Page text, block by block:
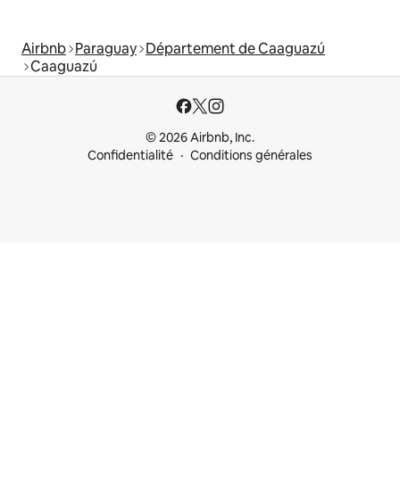
Airbnb Paraguay Département de Caaguazú
Caaguazú
© 2026 Airbnb, Inc.
Confidentialité
Conditions générales